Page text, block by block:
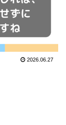
2026.06.27